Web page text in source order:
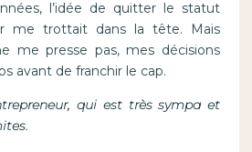
l’idée de quitter le statut
me trottait dans la tête. Mais
me presse pas, mes décisions
avant de franchir le cap.
qui est très sympa et